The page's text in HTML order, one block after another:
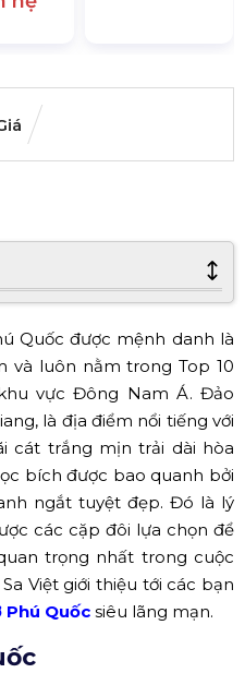
Quốc được mệnh danh là
và luôn nằm trong Top 10
vực Đông Nam Á. Đảo
là địa điểm nổi tiếng với
cát trắng mịn trải dài hòa
bích được bao quanh bởi
ngắt tuyệt đẹp. Đó là lý
các cặp đôi lựa chọn để
trọng nhất trong cuộc
Việt giới thiệu tới các bạn
Quốc siêu lãng mạn.